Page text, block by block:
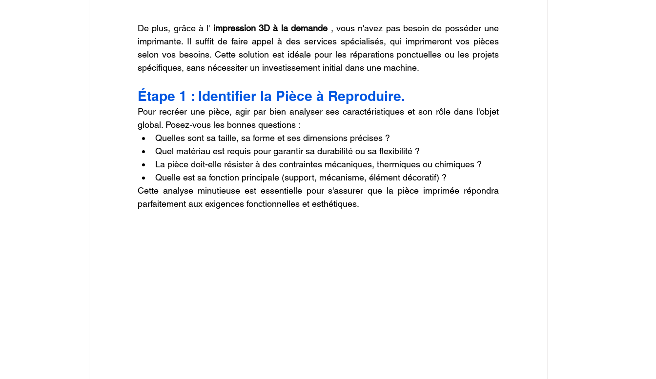
De plus, grâce à l' impression 3D à la demande , vous n'avez pas besoin de posséder une
imprimante. Il suffit de faire appel à des services spécialisés, qui imprimeront vos pièces
selon vos besoins. Cette solution est idéale pour les réparations ponctuelles ou les projets
spécifiques, sans nécessiter un investissement initial dans une machine.
Étape 1 : Identifier la Pièce à Reproduire.
Pour recréer une pièce, agir par bien analyser ses caractéristiques et son rôle dans l'objet
global. Posez-vous les bonnes questions :
Quelles sont sa taille, sa forme et ses dimensions précises ?
Quel matériau est requis pour garantir sa durabilité ou sa flexibilité ?
La pièce doit-elle résister à des contraintes mécaniques, thermiques ou chimiques ?
Quelle est sa fonction principale (support, mécanisme, élément décoratif) ?
Cette analyse minutieuse est essentielle pour s'assurer que la pièce imprimée répondra
parfaitement aux exigences fonctionnelles et esthétiques.